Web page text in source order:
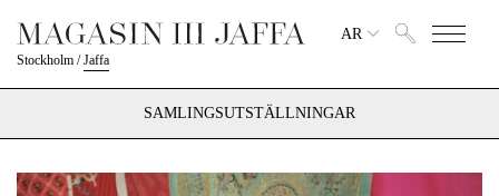
Stockholm /Jaffa
AR
SAMLINGSUTSTÄLLNINGAR